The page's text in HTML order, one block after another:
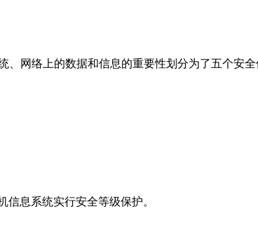
网络上的数据和信息的重要性划分为了五个安
息系统实行安全等级保护。